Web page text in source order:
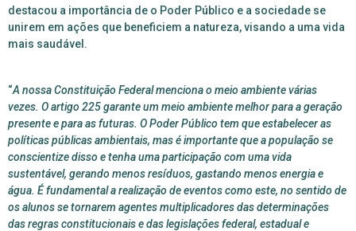
destacou a importância de o Poder Público e a sociedade se
unirem em ações que beneficiem a natureza, visando a uma vida
mais saudável.
“A nossa Constituição Federal menciona o meio ambiente várias
vezes. O artigo 225 garante um meio ambiente melhor para a geração
presente e para as futuras. O Poder Público tem que estabelecer as
políticas públicas ambientais, mas é importante que a população se
conscientize disso e tenha uma participação com uma vida
sustentável, gerando menos resíduos, gastando menos energia e
água. É fundamental a realização de eventos como este, no sentido de
os alunos se tornarem agentes multiplicadores das determinações
das regras constitucionais e das legislações federal, estadual e